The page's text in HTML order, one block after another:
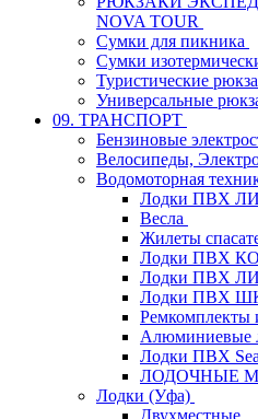
NOVA TOUR
Сумки для пикника
Сумки
Туристические
Универсальные
09. ТРАНСПОРТ
Бензиновые
Велосипеды,
Водомоторная
Лодки ПВХ
Весла
Жилеты
Лодки ПВХ
Лодки ПВХ
Лодки ПВХ
Ремкомплекты
Алюминиевые
Лодки ПВХ
ЛОДОЧНЫЕ
Лодки (Уфа)
Двухместные